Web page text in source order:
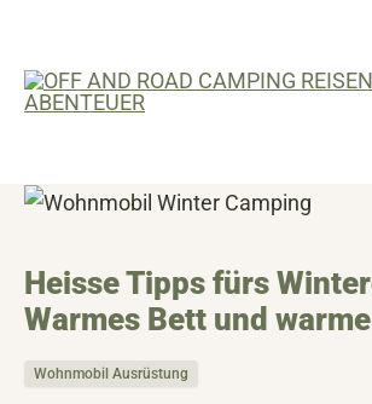
springen
Heisse Tipps fürs
Warmes Bett und
Wohnmobil Ausrüstung